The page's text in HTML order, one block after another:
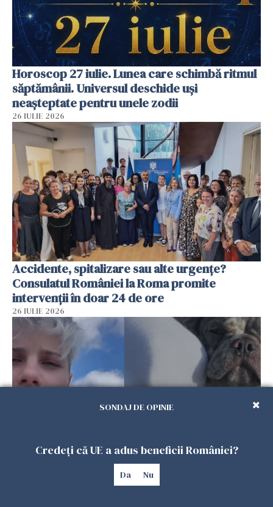
Horoscop 27 iulie. Lunea care schimbă ritmul
săptămânii. Universul deschide uși
neașteptate pentru unele zodii
26 IULIE 2026
Accidente, spitalizare sau alte urgențe?
Consulatul României la Roma promite
intervenții în doar 24 de ore
26 IULIE 2026
Ce a pățit o româncă în timp ce își plimba
câinele în Germania. Mesajul ei a stârnit
SONDAJ DE OPINIE
Credeți că UE a adus beneficii României?
Da Nu